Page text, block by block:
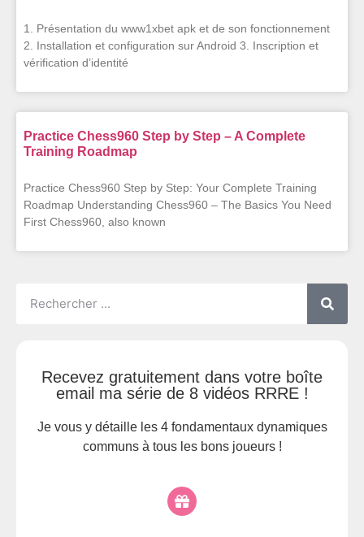
1. Présentation du www1xbet apk et de son fonctionnement
2. Installation et configuration sur Android 3. Inscription et
vérification d’identité
Practice Chess960 Step by Step – A Complete
Training Roadmap
Practice Chess960 Step by Step: Your Complete Training
Roadmap Understanding Chess960 – The Basics You Need
First Chess960, also known
Recevez gratuitement dans votre boîte
email ma série de 8 vidéos RRRE !
Je vous y détaille les 4 fondamentaux dynamiques
communs à tous les bons joueurs !